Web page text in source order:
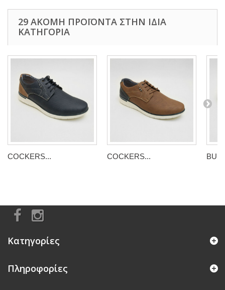
29 ΑΚΌΜΗ ΠΡΟΪΌΝΤΑ ΣΤΗΝ ΊΔΙΑ
ΚΑΤΗΓΟΡΊΑ
COCKERS... COCKERS...
Κατηγορίες
Πληροφορίες